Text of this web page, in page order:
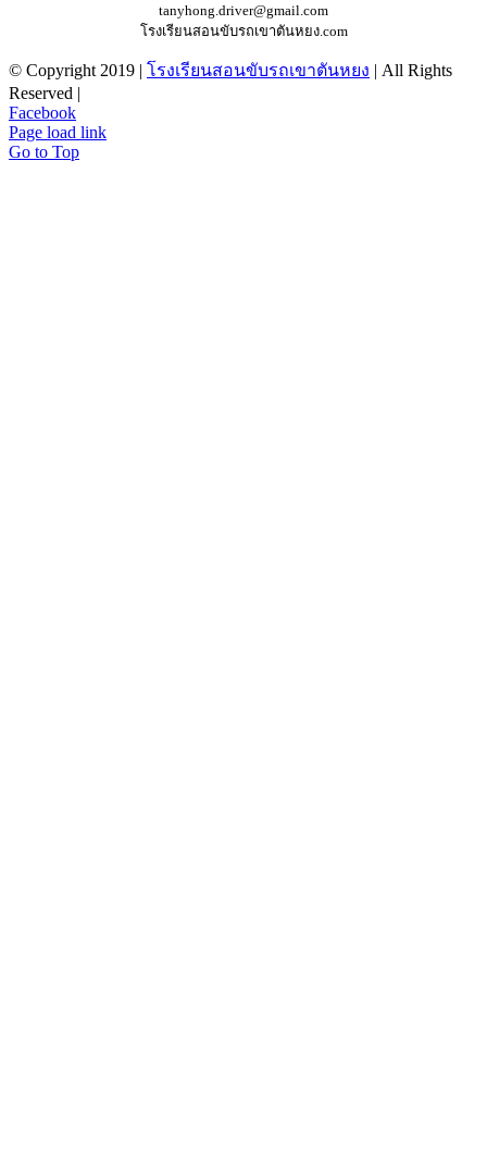
tanyhong.driver@gmail.com
โรงเรียนสอนขับรถเขาตันหยง.com
© Copyright 2019 | โรงเรียนสอนขับรถเขาตันหยง | All Rights
Reserved |
Facebook
Page load link
Go to Top